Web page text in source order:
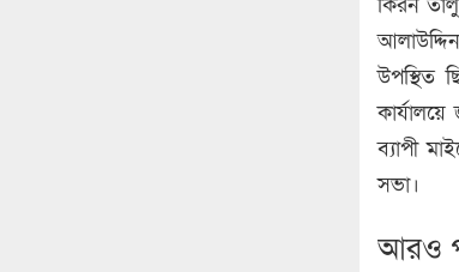
উপস্থিত
ব্যাপী
সভা।
আরও